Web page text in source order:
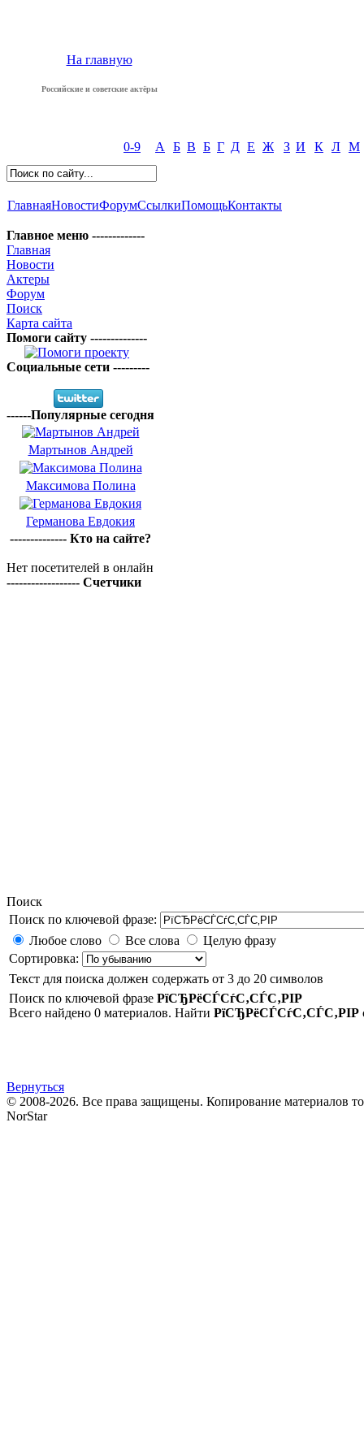
На главную
Российские и советские актёры
0-9 А Б В Б Г Д Е Ж З И К Л М
ГлавнаяНовостиФорумСсылкиПомощьКонтакты
Главное меню -------------
Главная
Новости
Актеры
Форум
Поиск
Карта сайта
Помоги сайту --------------
Социальные сети ---------
------Популярные сегодня
Мартынов Андрей
Максимова Полина
Германова Евдокия
-------------- Кто на сайте?
Нет посетителей в онлайн
------------------ Счетчики
Поиск
Поиск по ключевой фразе:
Любое слово
Все слова
Целую фразу
Сортировка:
Текст для поиска должен содержать от 3 до 20 символов
Поиск по ключевой фразе РїСЂРёСЃСѓС‚СЃС‚РІР
Всего найдено 0 материалов. Найти РїСЂРёСЃСѓС‚СЃС‚РІР
Вернуться
© 2008-2026. Все права защищены. Копирование материалов
NorStar